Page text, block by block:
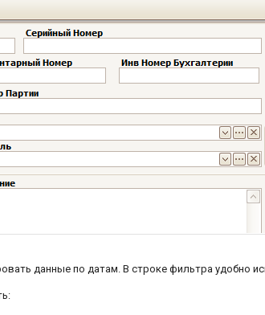
данные по датам. В строке фильтра удобно